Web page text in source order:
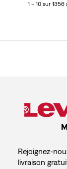
1 – 10 sur 1356
Rejoignez-
livraison